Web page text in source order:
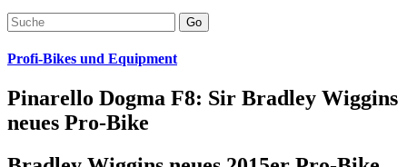
Go
Profi-Bikes und Equipment
Pinarello Dogma F8: Sir Bradley Wiggins
neues Pro-Bike